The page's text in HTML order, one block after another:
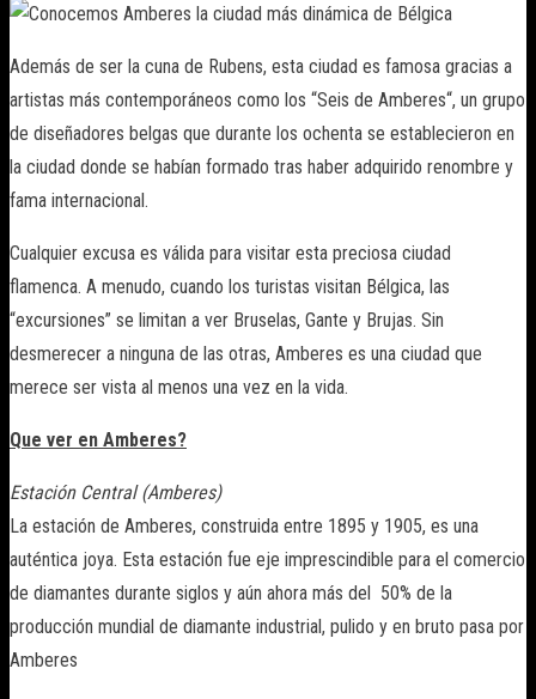
Además de ser la cuna de Rubens, esta ciudad es famosa gracias a
artistas más contemporáneos como los “Seis de Amberes“, un grupo
de diseñadores belgas que durante los ochenta se establecieron en
la ciudad donde se habían formado tras haber adquirido renombre y
fama internacional.
Cualquier excusa es válida para visitar esta preciosa ciudad
flamenca. A menudo, cuando los turistas visitan Bélgica, las
“excursiones” se limitan a ver Bruselas, Gante y Brujas. Sin
desmerecer a ninguna de las otras, Amberes es una ciudad que
merece ser vista al menos una vez en la vida.
Que ver en Amberes?
Estación Central (Amberes)
La estación de Amberes, construida entre 1895 y 1905, es una
auténtica joya. Esta estación fue eje imprescindible para el comercio
de diamantes durante siglos y aún ahora más del 50% de la
producción mundial de diamante industrial, pulido y en bruto pasa por
Amberes